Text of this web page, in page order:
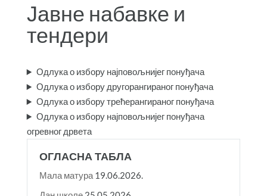
Јавне набавке и
тендери
Одлука о избору најповољнијег понуђача
Одлука о избору другорангираног понуђача
Одлука о избору трећерангираног понуђача
Одлука о избору најповољнијег понуђача
огревног дрвета
ОГЛАСНА ТАБЛА
Мала матура 19.06.2026.